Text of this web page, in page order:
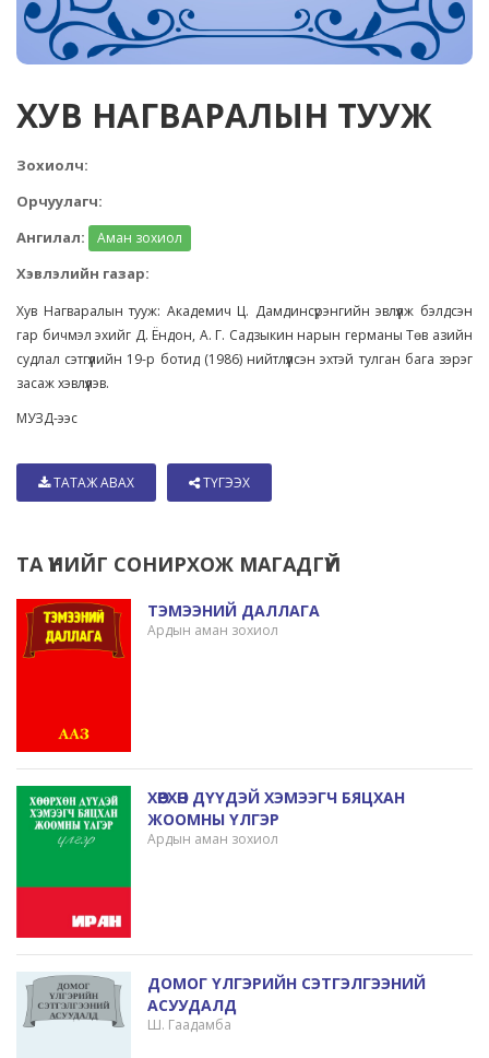
ХУВ НАГВАРАЛЫН ТУУЖ
Зохиолч:
Орчуулагч:
Ангилал:
Аман зохиол
Хэвлэлийн газар:
Хув Нагваралын тууж: Академич Ц. Дамдинсүрэнгийн эвлүүлж бэлдсэн
гар бичмэл эхийг Д. Ёндон, А. Г. Садзыкин нарын германы Төв азийн
судлал сэтгүүлийн 19-р ботид (1986) нийтлүүлсэн эхтэй тулган бага зэрэг
засаж хэвлүүлэв.
МУЗД-ээс
ТАТАЖ АВАХ ТҮГЭЭХ
ТА ҮҮНИЙГ СОНИРХОЖ МАГАДГҮЙ
ТЭМЭЭНИЙ ДАЛЛАГА
Ардын аман зохиол
ХӨӨРХӨН ДҮҮДЭЙ ХЭМЭЭГЧ БЯЦХАН
ЖООМНЫ ҮЛГЭР
Ардын аман зохиол
ДОМОГ ҮЛГЭРИЙН СЭТГЭЛГЭЭНИЙ
АСУУДАЛД
Ш. Гаадамба